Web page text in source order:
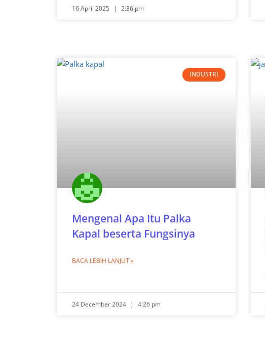
16 April 2025 2:36 pm
INDUSTRI
Mengenal Apa Itu Palka
Kapal beserta Fungsinya
BACA LEBIH LANJUT »
24 December 2024 4:26 pm